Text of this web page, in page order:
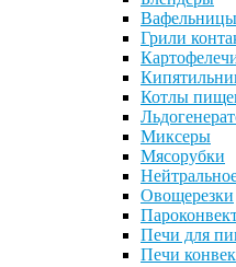
Вафельницы
Грили
Котлы
Миксеры
Мясорубки
Овощерезки
Печи для
Печи